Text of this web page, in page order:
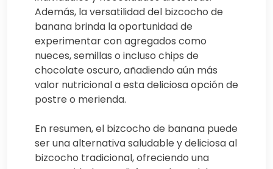
Además, la versatilidad del bizcocho de
banana brinda la oportunidad de
experimentar con agregados como
nueces, semillas o incluso chips de
chocolate oscuro, añadiendo aún más
valor nutricional a esta deliciosa opción de
postre o merienda.
En resumen, el bizcocho de banana puede
ser una alternativa saludable y deliciosa al
bizcocho tradicional, ofreciendo una